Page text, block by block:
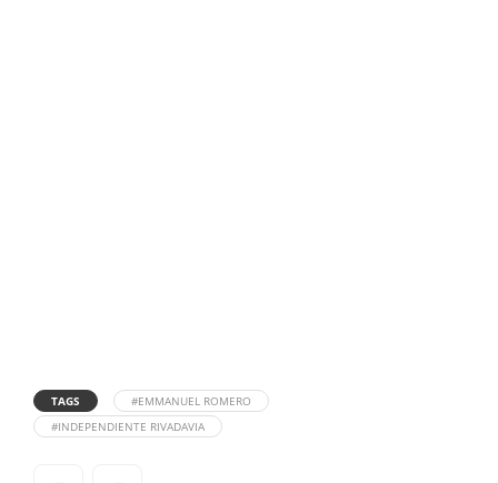
TAGS
#EMMANUEL ROMERO
#INDEPENDIENTE RIVADAVIA